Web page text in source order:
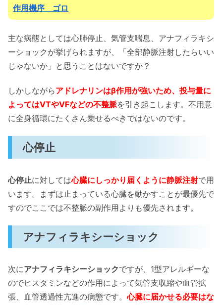
作用機序 ゴロ
主な病態としては心肺停止、気管支喘息、アナフィラキシ
ーショックが挙げられますが、「全部静脈注射したらいい
じゃないか」と思うことはないですか？
しかしながらアドレナリンはβ作用が強いため、投与量に
よってはVTやVFなどの不整脈を引き起こします。不用意
に全身循環にたくさん乗せるべきではないのです。
心停止
心停止に対しては心臓にしっかり届くように静脈注射で用
います。まずは止まっている心臓を動かすことが最優先で
すのでここでは不整脈の副作用よりも優先されます。
アナフィラキシーショック
次にアナフィラキシーショックですが、1型アレルギーな
のでヒスタミンなどの作用によって気管支収縮や血管拡
張、血管透過性亢進の病態です。心臓に届かせる必要はな